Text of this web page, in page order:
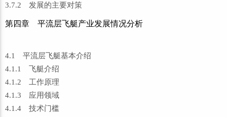
3.7.2 发展的主要对策
第四章 平流层飞艇产业发展情况分析
4.1 平流层飞艇基本介绍
4.1.1 飞艇介绍
4.1.2 工作原理
4.1.3 应用领域
4.1.4 技术门槛